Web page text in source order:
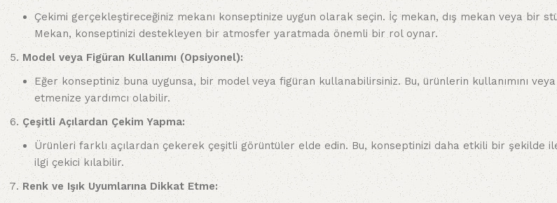
Çekimi gerçekleştireceğiniz mekanı konseptinize uygun olarak seçin. İç mekan, dış mekan veya bir
Mekan, konseptinizi destekleyen bir atmosfer yaratmada önemli bir rol oynar.
Model veya Figüran Kullanımı (Opsiyonel):
Eğer konseptiniz buna uygunsa, bir model veya figüran kullanabilirsiniz. Bu, ürünlerin kullanımını
etmenize yardımcı olabilir.
Çeşitli Açılardan Çekim Yapma:
Ürünleri farklı açılardan çekerek çeşitli görüntüler elde edin. Bu, konseptinizi daha etkili bir şekilde
ilgi çekici kılabilir.
Renk ve Işık Uyumlarına Dikkat Etme: